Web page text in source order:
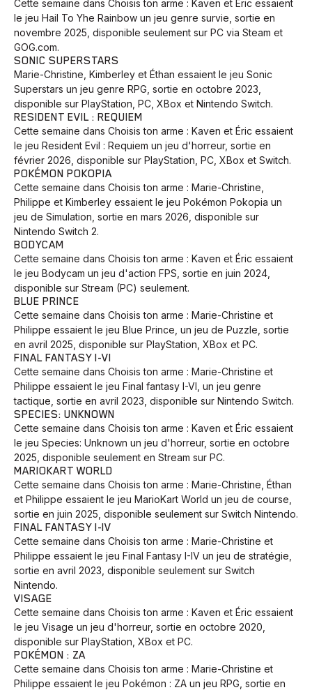
Animaux Avenir Bingo Communauté Culture
Développement Histoires
Cette semaine dans Choisis ton arme : Kaven et Éric essaient
le jeu Hail To Yhe Rainbow un jeu genre survie, sortie en
novembre 2025, disponible seulement sur PC via Steam et
GOG.com.
SONIC SUPERSTARS
Marie-Christine, Kimberley et Éthan essaient le jeu Sonic
Superstars un jeu genre RPG, sortie en octobre 2023,
disponible sur PlayStation, PC, XBox et Nintendo Switch.
RESIDENT EVIL : REQUIEM
Cette semaine dans Choisis ton arme : Kaven et Éric essaient
le jeu Resident Evil : Requiem un jeu d'horreur, sortie en
février 2026, disponible sur PlayStation, PC, XBox et Switch.
POKÉMON POKOPIA
Cette semaine dans Choisis ton arme : Marie-Christine,
Philippe et Kimberley essaient le jeu Pokémon Pokopia un
jeu de Simulation, sortie en mars 2026, disponible sur
Nintendo Switch 2.
BODYCAM
Cette semaine dans Choisis ton arme : Kaven et Éric essaient
le jeu Bodycam un jeu d'action FPS, sortie en juin 2024,
disponible sur Stream (PC) seulement.
BLUE PRINCE
Cette semaine dans Choisis ton arme : Marie-Christine et
Philippe essaient le jeu Blue Prince, un jeu de Puzzle, sortie
en avril 2025, disponible sur PlayStation, XBox et PC.
FINAL FANTASY I-VI
Cette semaine dans Choisis ton arme : Marie-Christine et
Philippe essaient le jeu Final fantasy I-VI, un jeu genre
tactique, sortie en avril 2023, disponible sur Nintendo Switch.
SPECIES: UNKNOWN
Cette semaine dans Choisis ton arme : Kaven et Éric essaient
le jeu Species: Unknown un jeu d'horreur, sortie en octobre
2025, disponible seulement en Stream sur PC.
MARIOKART WORLD
Cette semaine dans Choisis ton arme : Marie-Christine, Éthan
et Philippe essaient le jeu MarioKart World un jeu de course,
sortie en juin 2025, disponible seulement sur Switch Nintendo.
FINAL FANTASY I-IV
Cette semaine dans Choisis ton arme : Marie-Christine et
Philippe essaient le jeu Final Fantasy I-IV un jeu de stratégie,
sortie en avril 2023, disponible seulement sur Switch
Nintendo.
VISAGE
Cette semaine dans Choisis ton arme : Kaven et Éric essaient
le jeu Visage un jeu d'horreur, sortie en octobre 2020,
disponible sur PlayStation, XBox et PC.
POKÉMON : ZA
Cette semaine dans Choisis ton arme : Marie-Christine et
Philippe essaient le jeu Pokémon : ZA un jeu RPG, sortie en